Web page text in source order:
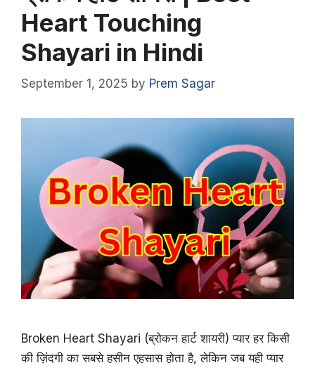
Heart Touching
Shayari in Hindi
September 1, 2025 by Prem Sagar
Broken Heart Shayari (ब्रोकन हार्ट शायरी) प्यार हर किसी
की ज़िंदगी का सबसे हसीन एहसास होता है, लेकिन जब यही प्यार